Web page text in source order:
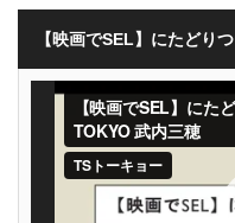
【映画でSEL】にたどり